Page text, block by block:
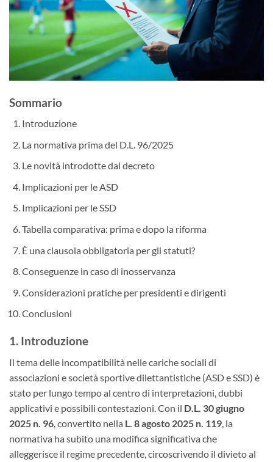
Sommario
Introduzione
La normativa prima del D.L. 96/2025
Le novità introdotte dal decreto
Implicazioni per le ASD
Implicazioni per le SSD
Tabella comparativa: prima e dopo la riforma
È una clausola obbligatoria per gli statuti?
Conseguenze in caso di inosservanza
Considerazioni pratiche per presidenti e dirigenti
Conclusioni
1. Introduzione
Il tema delle incompatibilità nelle cariche sociali di
associazioni e società sportive dilettantistiche (ASD e SSD) è
stato per lungo tempo al centro di interpretazioni, dubbi
applicativi e possibili contestazioni. Con il D.L. 30 giugno
2025 n. 96, convertito nella L. 8 agosto 2025 n. 119, la
normativa ha subito una modifica significativa che
alleggerisce il regime precedente, circoscrivendo il divieto al